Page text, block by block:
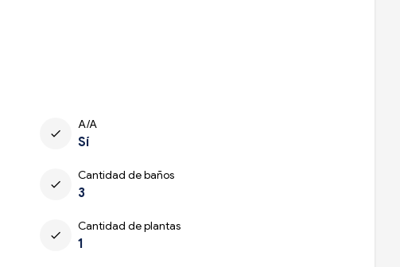
check
A/A
Sí
check
Cantidad de baños
3
check
Cantidad de plantas
1